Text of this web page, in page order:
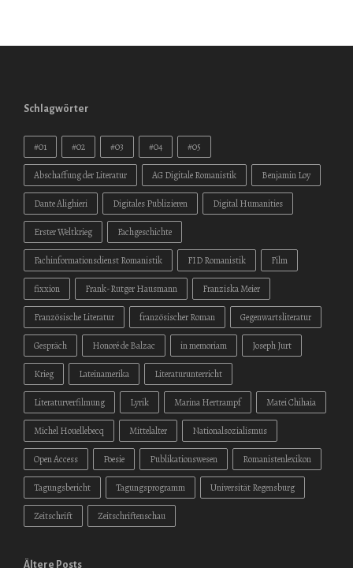
Schlagwörter
#01 #02 #03 #04 #05
Abschaffung der Literatur AG Digitale Romanistik Benjamin Loy
Dante Alighieri Digitales Publizieren Digital Humanities
Erster Weltkrieg Fachgeschichte
Fachinformationsdienst Romanistik FID Romanistik Film
fixxion Frank-Rutger Hausmann Franziska Meier
Französische Literatur französischer Roman Gegenwartsliteratur
Gespräch Honoré de Balzac in memoriam Joseph Jurt
Krieg Lateinamerika Literaturunterricht
Literaturverfilmung Lyrik Marina Hertrampf Matei Chihaia
Michel Houellebecq Mittelalter Nationalsozialismus
Open Access Poesie Publikationswesen Romanistenlexikon
Tagungsbericht Tagungsprogramm Universität Regensburg
Zeitschrift Zeitschriftenschau
Ältere Posts